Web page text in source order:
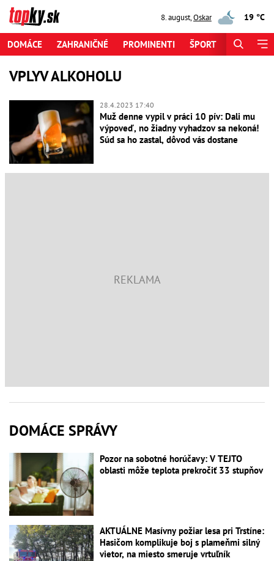
8. august,Oskar 19 °C
DOMÁCE ZAHRANIČNÉ PROMINENTI ŠPORT
VPLYV ALKOHOLU
28.4.2023 17:40
Muž denne vypil v práci 10 pív: Dali mu
výpoveď, no žiadny vyhadzov sa nekoná!
Súd sa ho zastal, dôvod vás dostane
DOMÁCE SPRÁVY
Pozor na sobotné horúčavy: V TEJTO
oblasti môže teplota prekročiť 33 stupňov
AKTUÁLNE Masívny požiar lesa pri Trstíne:
Hasičom komplikuje boj s plameňmi silný
vietor, na miesto smeruje vrtuľník